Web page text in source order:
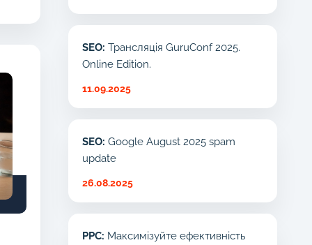
SEO: Трансляція GuruConf 2025.
Online Edition.
11.09.2025
SEO: Google August 2025 spam
update
26.08.2025
PPC: Максимізуйте ефективність